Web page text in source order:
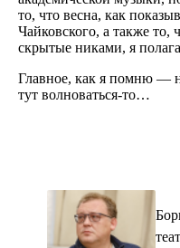
то, что весна, как
Чайковского, а также то,
скрытые никами, я
Главное, как я помню —
тут волноваться-то…